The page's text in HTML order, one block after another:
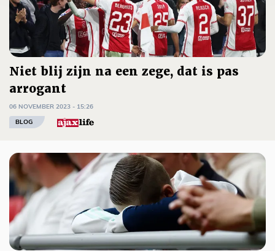
Niet blij zijn na een zege, dat is pas
arrogant
06 NOVEMBER 2023 - 15:26
BLOG